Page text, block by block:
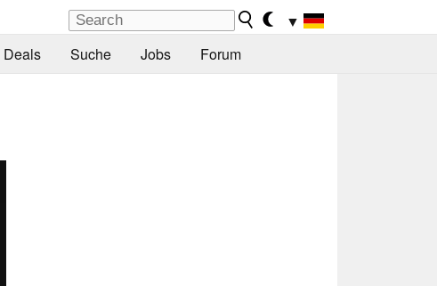
▼
Deals Suche Jobs Forum